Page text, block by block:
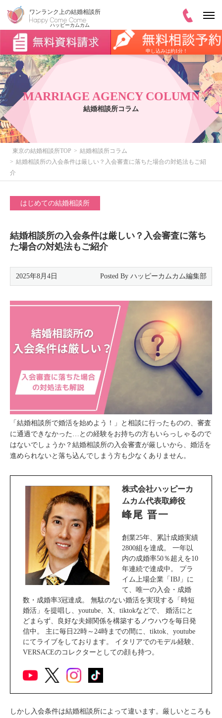
申し込みは約1分！
MARRIAGE AGENCY COLUMN
結婚相談所コラム
東京の結婚相談所TOP
結婚相談所コラム
結婚相談所の入会条件は厳しい？入会審査に落ちた場合の対処法もご紹
介
はじめての結婚相談所
結婚相談所の入会条件は厳しい？入会審査に落ち
た場合の対処法もご紹介
2025年8月4日
「結婚相談所で婚活を始めよう！」と相談に行ったものの、審査
に通過できなかった…との経験をお持ちの方もいらっしゃるので
はないでしょうか？結婚相談所の入会審査が厳しいから、婚活を
進められないと落ち込んでしまう方も少なくありません。
株式会社ハッピーカ
ムカム代表取締役
峰尾 晋一
創業25年、累計成婚実績
2800組を達成。 一年以
内の成婚率50％超えを10
年連続で達成中。 プラ
イム上場企業「IBJ」に
て、唯一の入会・成婚
数・成婚率3冠達成。 無駄のない婚活を実現する「時短
婚活」を提唱し、youtube、X、tiktokなどで、 婚活にと
どまらず、良好な夫婦関係を構築するノウハウを毎日発
信中。 主に毎日22時～24時までの間に、tiktok、youtube
にてライブをしております。 イタリアでのモデル経験、
VERSACEのコレクターとしての顔も持つ。
しかし入会条件は結婚相談所によって違います。厳しいところも